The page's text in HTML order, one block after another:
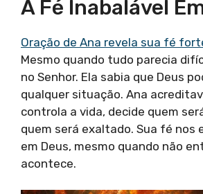
A Fé Inabalável
Oração de Ana revela sua fé
Mesmo quando tudo parecia
no Senhor. Ela sabia que Deus
qualquer situação. Ana
controla a vida, decide quem
quem será exaltado. Sua fé nos
em Deus, mesmo quando não
acontece.